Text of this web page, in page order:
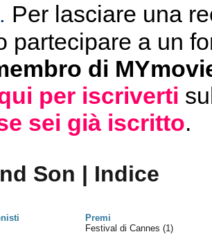
Per lasciare una
partecipare a un
di
per iscriverti
sei già iscritto.
Son | Indice
Premi
Festival di Cannes (1)